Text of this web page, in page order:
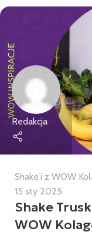
Redakcja
Shake’i z WOW
15 sty 2025
Shake
WOW